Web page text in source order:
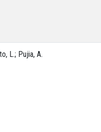
L.; Pujia, A.